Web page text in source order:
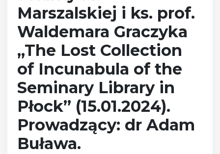
Marszalskiej i ks. prof.
Waldemara Graczyka
„The Lost Collection
of Incunabula of the
Seminary Library in
Płock” (15.01.2024).
Prowadzący: dr Adam
Buława.